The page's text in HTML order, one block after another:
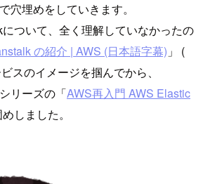
穴埋めをしていきます。
ついて、全く理解していなかったの
の紹介 | AWS (日本語字幕) 」 (
スのイメージを掴んでから、
リーズの「AWS再入門 AWS Elastic
しました。